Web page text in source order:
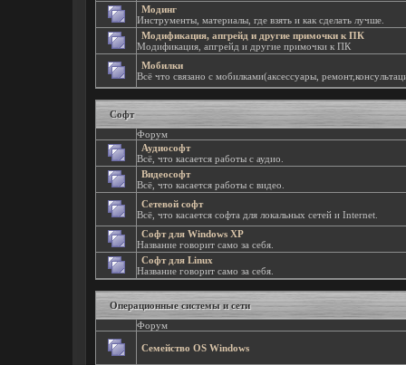
Модинг
Инструменты, материалы, где взять и как сделать лучше.
Модификация, апгрейд и другие примочки к ПК
Модификация, апгрейд и другие примочки к ПК
Мобилки
Всё что связано с мобилками(аксессуары,
Софт
Форум
Аудиософт
Всё, что касается работы с аудио.
Видеософт
Всё, что касается работы с видео.
Сетевой софт
Всё, что касается софта для локальных сетей и Internet.
Софт для Windows XP
Название говорит само за себя.
Софт для Linux
Название говорит само за себя.
Операционные системы и сети
Форум
Семейство OS Windows